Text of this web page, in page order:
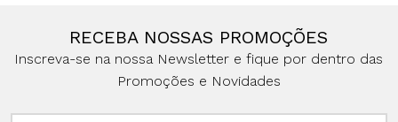
RECEBA NOSSAS PROMOÇÕES
Inscreva-se na nossa Newsletter e fique por dentro das
Promoções e Novidades